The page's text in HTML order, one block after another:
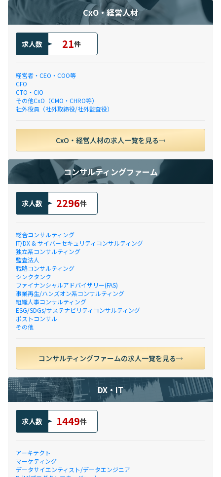
CxO・経営人材
求人数 21件
経営者・CEO・COO等
CFO
CTO・CIO
その他CxO（CMO・CHRO等）
社外役員（社外取締役/社外監査役）
CxO・経営人材の求人一覧を見る
コンサルティングファーム
求人数 2296件
総合コンサルティング
IT/DX & サイバーセキュリティコンサルティング
独立系コンサルティング
監査法人
戦略コンサルティング
シンクタンク
ファイナンシャルアドバイザリー(FAS)
事業再生/ハンズオン系コンサルティング
組織人事コンサルティング
ESG/SDGs/サステナビリティコンサルティング
ポストコンサル
その他
コンサルティングファームの求人一覧を見る
DX・IT
求人数 1449件
アーキテクト
マーケティング
データサイエンティスト/データエンジニア